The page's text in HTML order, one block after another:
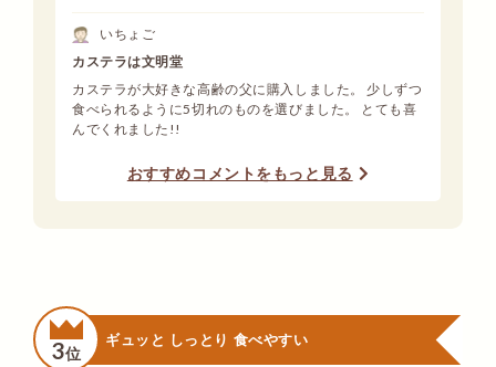
いちょご
カステラは文明堂
カステラが大好きな高齢の父に購入しました。 少しずつ
食べられるように5切れのものを選びました。 とても喜
んでくれました!!
おすすめコメントをもっと見る
3位
ギュッと しっとり 食べやすい